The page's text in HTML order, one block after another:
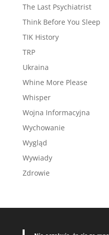
The Last Psychiatrist
Think Before You Sleep
TIK History
TRP
Ukraina
Whine More Please
Whisper
Wojna Informacyjna
Wychowanie
Wygląd
Wywiady
Zdrowie